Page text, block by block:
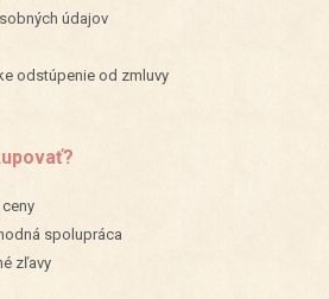
údajov
odstúpenie od zmluvy
spolupráca
zľavy